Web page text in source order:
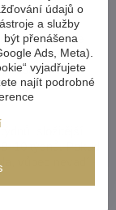
vyrobíme
nebo třeba
posoudíme
včetně
složitější
týdnů. Pokud
vůbec nevadí -
údajů o
a služby
přenášena
Ads, Meta).
vyjadřujete
najít podrobné